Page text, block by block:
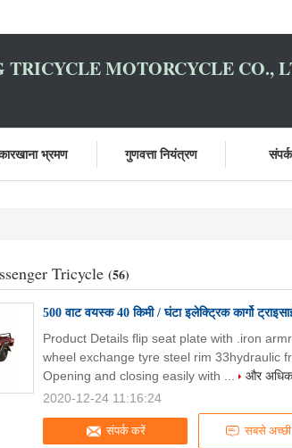
TRICYCLE MOTORCYCLE CO.,
भ्रमण गुणवत्ता नियंत्रण
Tricycle (56)
500 वाट वयस्क 40 किमी / घंटा इलेक्ट्रिक कार्गो
संपर्क करें सबसे
Product Details flip seat plate with .iron
wheel exchange tyre steel rim 33hydraulic
Opening and closing easily with ...
और
2020-12-24 11:16:24